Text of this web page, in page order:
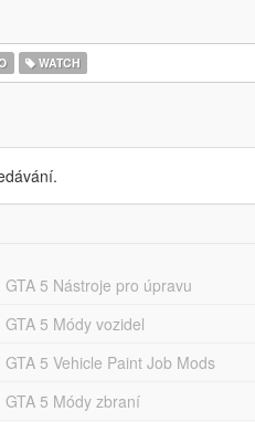
WATCH
GTA 5 Nástroje pro úpravu
GTA 5 Módy vozidel
GTA 5 Vehicle Paint Job Mods
GTA 5 Módy zbraní